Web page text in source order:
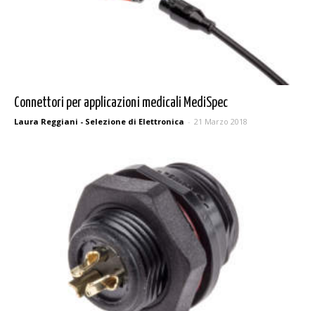
Connettori per applicazioni medicali MediSpec
Laura Reggiani - Selezione di Elettronica - 21 Marzo 2018